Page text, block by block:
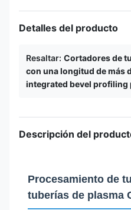
Detalles del producto
Resaltar: Cortadores de
con una longitud de más
integrated bevel profiling
Descripción del
Procesamiento de
tuberías de plasma